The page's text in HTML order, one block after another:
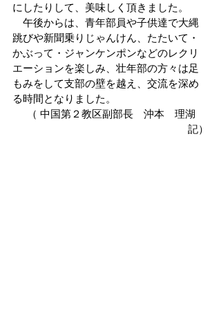
にしたりして、美味しく頂きました。
午後からは、青年部員や子供達で大縄
跳びや新聞乗りじゃんけん、たたいて・
かぶって・ジャンケンポンなどのレクリ
エーションを楽しみ、壮年部の方々は足
もみをして支部の壁を越え、交流を深め
る時間となりました。
（ 中国第２教区副部長　沖本　理湖
記）